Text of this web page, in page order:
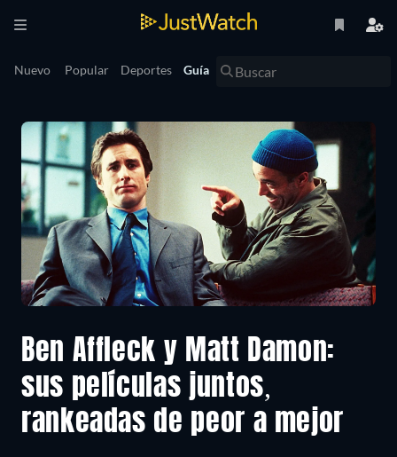
Nuevo Popular Deportes Guía
Ben Affleck y Matt Damon:
sus películas juntos,
rankeadas de peor a mejor